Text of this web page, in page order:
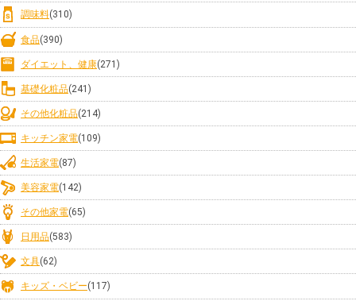
調味料(310)
食品(390)
ダイエット、健康(271)
基礎化粧品(241)
その他化粧品(214)
キッチン家電(109)
生活家電(87)
美容家電(142)
その他家電(65)
日用品(583)
文具(62)
キッズ・ベビー(117)